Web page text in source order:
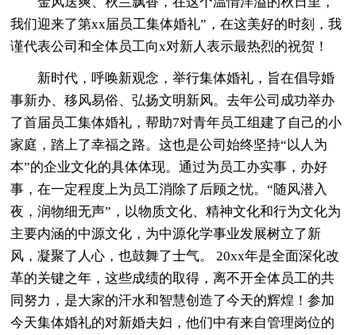
我们迎来了第xx届员工集体婚礼”，在这美好的时刻，我
谨代表公司和全体员工向x对新人表示最热烈的祝贺！
新时代，呼唤新观念，举行集体婚礼，旨在倡导婚
事新办、移风易俗、弘扬文明新风。去年公司成功举办
了首届员工集体婚礼，帮助7对青年员工组建了自己的小
家庭，踏上了幸福之路。这也是公司始终坚持“以人为
本”的企业文化的具体体现。通过为员工办实事，办好
事，在一定程度上为员工消除了后顾之忧。“随风潜入
夜，润物细无声”，以物质文化、精神文化和行为文化为
主要内涵的中源文化，为中源化学事业发展树立了新
风，凝聚了人心，也鼓舞了士气。 20xx年是全面深化改
革的关键之年，这些成绩的取得，离不开全体员工的共
同努力，是大家的汗水和智慧创造了今天的辉煌！参加
今天集体婚礼的对新婚夫妇，他们中有来自管理岗位的